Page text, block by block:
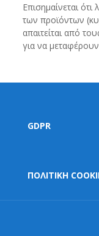
Επισημαίνεται
των προϊόντων
απαιτείται από
για να
GDPR
ΠΟΛΙΤΙΚΗ